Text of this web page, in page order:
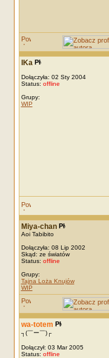
IKa
Dołączyła: 02 Sty 2004
Status: offline
Grupy:
WIP
Miya-chan
Aoi Tabibito
Dołączyła: 08 Lip 2002
Skąd: ze światów
Status: offline
Grupy:
Tajna Loża Knujów
WIP
wa-totem
┐(￣ー￣)┌
Dołączył: 03 Mar 2005
Status: offline